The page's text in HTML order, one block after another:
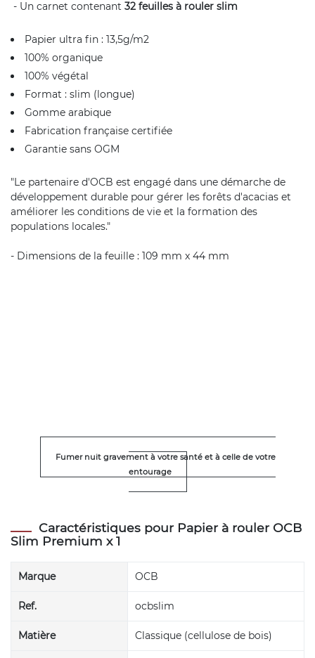
- Un carnet contenant 32 feuilles à rouler slim
Papier ultra fin : 13,5g/m2
100% organique
100% végétal
Format : slim (longue)
Gomme arabique
Fabrication française certifiée
Garantie sans OGM
"Le partenaire d'OCB est engagé dans une démarche de
développement durable pour gérer les forêts d'acacias et
améliorer les conditions de vie et la formation des
populations locales."
- Dimensions de la feuille : 109 mm x 44 mm
Fumer nuit gravement à votre santé et à celle de votre
entourage
Caractéristiques pour Papier à rouler OCB
Slim Premium x 1
Marque OCB
Ref. ocbslim
Matière Classique (cellulose de bois)